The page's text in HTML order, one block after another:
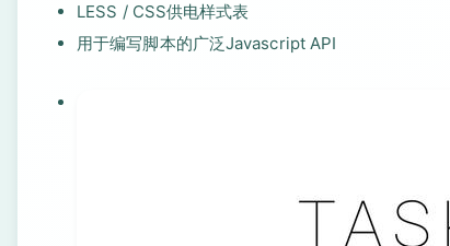
LESS / CSS供电样式表
用于编写脚本的广泛Javascript API